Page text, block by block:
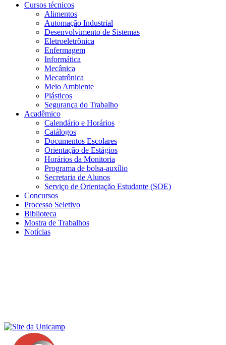
Cursos técnicos
Alimentos
Automação Industrial
Desenvolvimento de Sistemas
Eletroeletrônica
Enfermagem
Informática
Mecânica
Mecatrônica
Meio Ambiente
Plásticos
Segurança do Trabalho
Acadêmico
Calendário e Horários
Catálogos
Documentos Escolares
Orientação de Estágios
Horários da Monitoria
Programa de bolsa-auxílio
Secretaria de Alunos
Serviço de Orientação Estudante (SOE)
Concursos
Processo Seletivo
Biblioteca
Mostra de Trabalhos
Notícias